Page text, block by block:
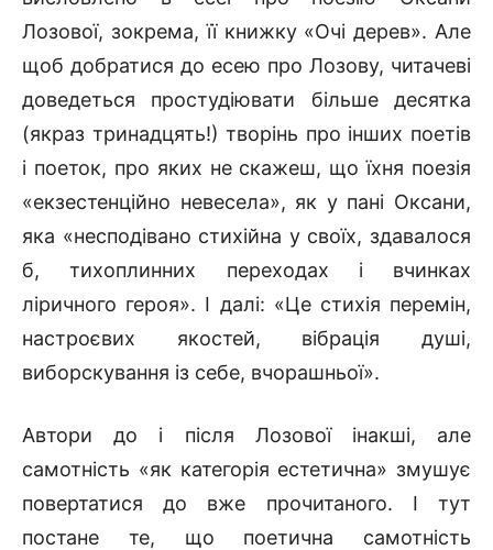
Лозової, зокрема, її книжку «Очі дерев». Але
щоб добратися до есею про Лозову, читачеві
доведеться простудіювати більше десятка
(якраз тринадцять!) творінь про інших поетів
і поеток, про яких не скажеш, що їхня поезія
«екзестенційно невесела», як у пані Оксани,
яка «несподівано стихійна у своїх, здавалося
б, тихоплинних переходах і вчинках
ліричного героя». І далі: «Це стихія перемін,
настроєвих якостей, вібрація душі,
виборскування із себе, вчорашньої».
Автори до і після Лозової інакші, але
самотність «як категорія естетична» змушує
повертатися до вже прочитаного. І тут
постане те, що поетична самотність